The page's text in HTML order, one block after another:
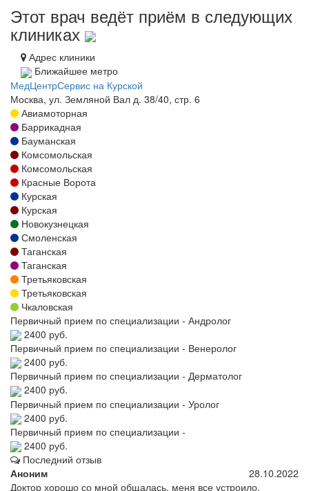
Этот врач ведёт приём в следующих
клиниках
Адрес клиники
Ближайшее метро
МедЦентрСервис на Курской
Москва, ул. Земляной Вал д. 38/40, стр. 6
Авиамоторная
Баррикадная
Бауманская
Комсомольская
Комсомольская
Красные Ворота
Курская
Курская
Новокузнецкая
Смоленская
Таганская
Таганская
Третьяковская
Третьяковская
Чкаловская
Первичный прием по специализации - Андролог
2400 руб.
Первичный прием по специализации - Венеролог
2400 руб.
Первичный прием по специализации - Дерматолог
2400 руб.
Первичный прием по специализации - Уролог
2400 руб.
Первичный прием по специализации -
2400 руб.
Последний отзыв
Аноним
28.10.2022
Доктор хорошо со мной общалась, меня все устроило.